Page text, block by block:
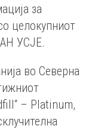
за
целокупниот
УСЈЕ.
во Северна
– Platinum,